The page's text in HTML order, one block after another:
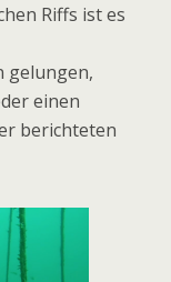
Riffs ist es
gelungen,
einen
berichteten